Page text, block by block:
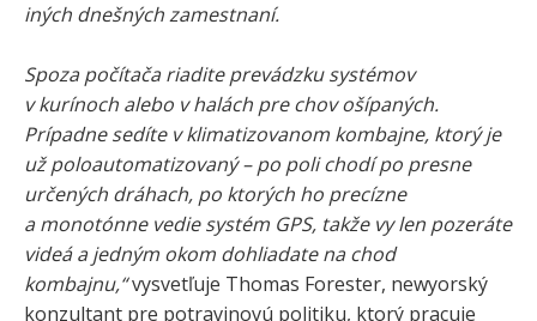
iných dnešných zamestnaní.
Spoza počítača riadite prevádzku systémov
v kurínoch alebo v halách pre chov ošípaných.
Prípadne sedíte v klimatizovanom kombajne, ktorý je
už poloautomatizovaný – po poli chodí po presne
určených dráhach, po ktorých ho precízne
a monotónne vedie systém GPS, takže vy len pozeráte
videá a jedným okom dohliadate na chod
kombajnu,“vysvetľuje Thomas Forester, newyorský
konzultant pre potravinovú politiku, ktorý pracuje